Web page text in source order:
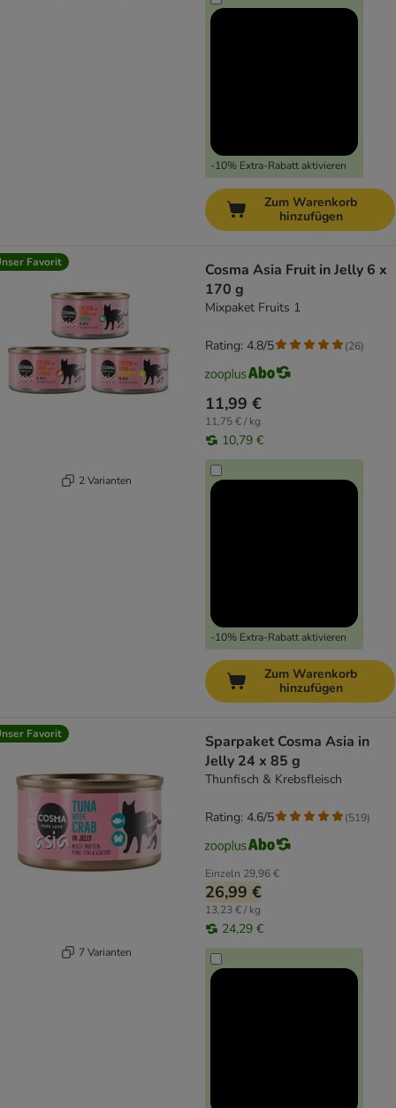
-10% Extra-Rabatt aktivieren
Zum Warenkorb
hinzufügen
Favorit
2 Varianten
Cosma Asia Fruit in Jelly 6 x
170 g
Mixpaket Fruits 1
11,99 €
11,75 € / kg
10,79 €
-10% Extra-Rabatt aktivieren
Rating: 4.8/5 (26)
Zum Warenkorb
hinzufügen
Favorit
7 Varianten
Sparpaket Cosma Asia in
Jelly 24 x 85 g
Thunfisch & Krebsfleisch
Einzeln 29,96 €
26,99 €
13,23 € / kg
24,29 €
Rating: 4.6/5 (519)